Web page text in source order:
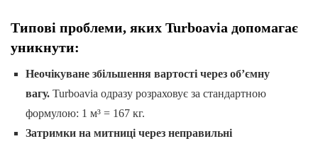
Типові проблеми, яких Turboavia допомагає
уникнути:
Неочікуване збільшення вартості через об’ємну
вагу.Turboavia одразу розраховує за стандартною
формулою: 1 м³ = 167 кг.
Затримки на митниці через неправильні